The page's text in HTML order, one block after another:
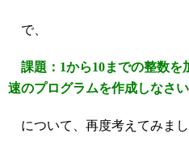
で、
課題：1から10までの整数
速のプログラムを作成しなさい
について、再度考えてみまし